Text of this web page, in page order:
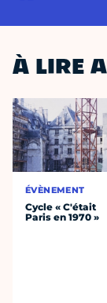
À LIRE
ÉVÈNEMENT
Cycle « C'était
Paris en 1970 »